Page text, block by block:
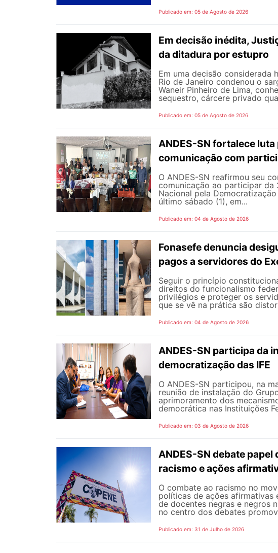
Publicado em: 05 de Agosto de 2026
Em decisão inédita,
da ditadura por estupro
Em uma decisão considerada
Rio de Janeiro condenou o
Waneir Pinheiro de Lima,
sequestro, cárcere privado
Publicado em: 05 de Agosto de 2026
ANDES-SN fortalece
comunicação com
O ANDES-SN reafirmou seu
comunicação ao participar da
Nacional pela
último sábado (1), em...
Publicado em: 04 de Agosto de 2026
Fonasefe denuncia
pagos a servidores do
Seguir o princípio
direitos do funcionalismo
privilégios e proteger os
que se vê na prática são
Publicado em: 04 de Agosto de 2026
ANDES-SN participa da
democratização das IFE
O ANDES-SN participou, na
reunião de instalação do
aprimoramento dos
democrática nas Instituições
Publicado em: 03 de Agosto de 2026
ANDES-SN debate
racismo e ações
O combate ao racismo no
políticas de ações afirmativas
de docentes negras e negros
no centro dos debates
Publicado em: 31 de Julho de 2026